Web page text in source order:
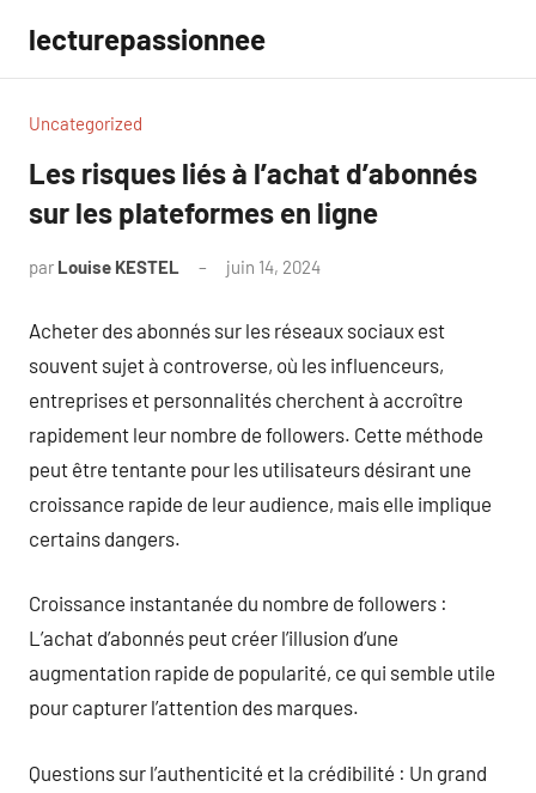
contenu
lecturepassionnee
Uncategorized
Les risques liés à l’achat d’abonnés
sur les plateformes en ligne
par Louise KESTEL juin 14, 2024
Acheter des abonnés sur les réseaux sociaux est
souvent sujet à controverse, où les influenceurs,
entreprises et personnalités cherchent à accroître
rapidement leur nombre de followers. Cette méthode
peut être tentante pour les utilisateurs désirant une
croissance rapide de leur audience, mais elle implique
certains dangers.
Croissance instantanée du nombre de followers :
L’achat d’abonnés peut créer l’illusion d’une
augmentation rapide de popularité, ce qui semble utile
pour capturer l’attention des marques.
Questions sur l’authenticité et la crédibilité : Un grand